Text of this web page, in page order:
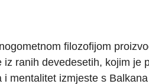
filozofijom
iz ranih devedesetih, kojim je
i mentalitet izmjeste s